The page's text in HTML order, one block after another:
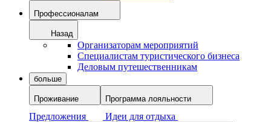
Профессионалам
Назад
Организаторам мероприятий
Специалистам туристического бизнеса
Деловым путешественникам
больше
Проживание Программа лояльности
Предложения Идеи для отдыха